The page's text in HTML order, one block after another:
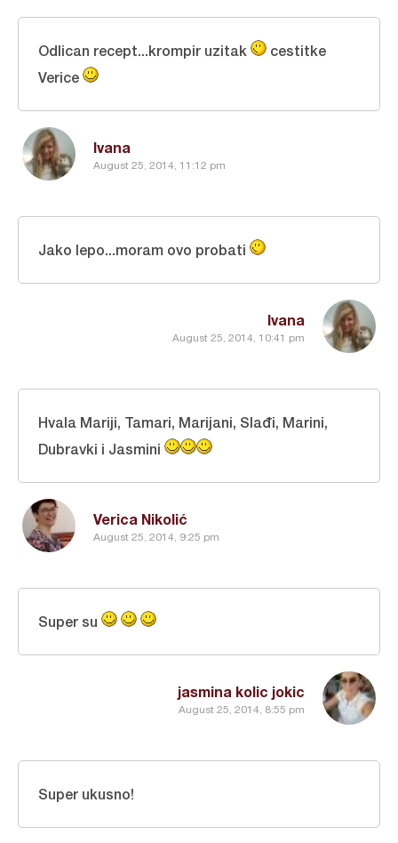
Ivana
August 25, 2014, 11:12 pm
Odlican recept...krompir uzitak
cestitke
Verice
Ivana
August 25, 2014, 10:41 pm
Jako lepo...moram ovo probati
Verica Nikolić
August 25, 2014, 9:25 pm
Hvala Mariji, Tamari, Marijani, Slađi, Marini,
Dubravki i Jasmini
jasmina kolic jokic
August 25, 2014, 8:55 pm
Super su
Super ukusno!